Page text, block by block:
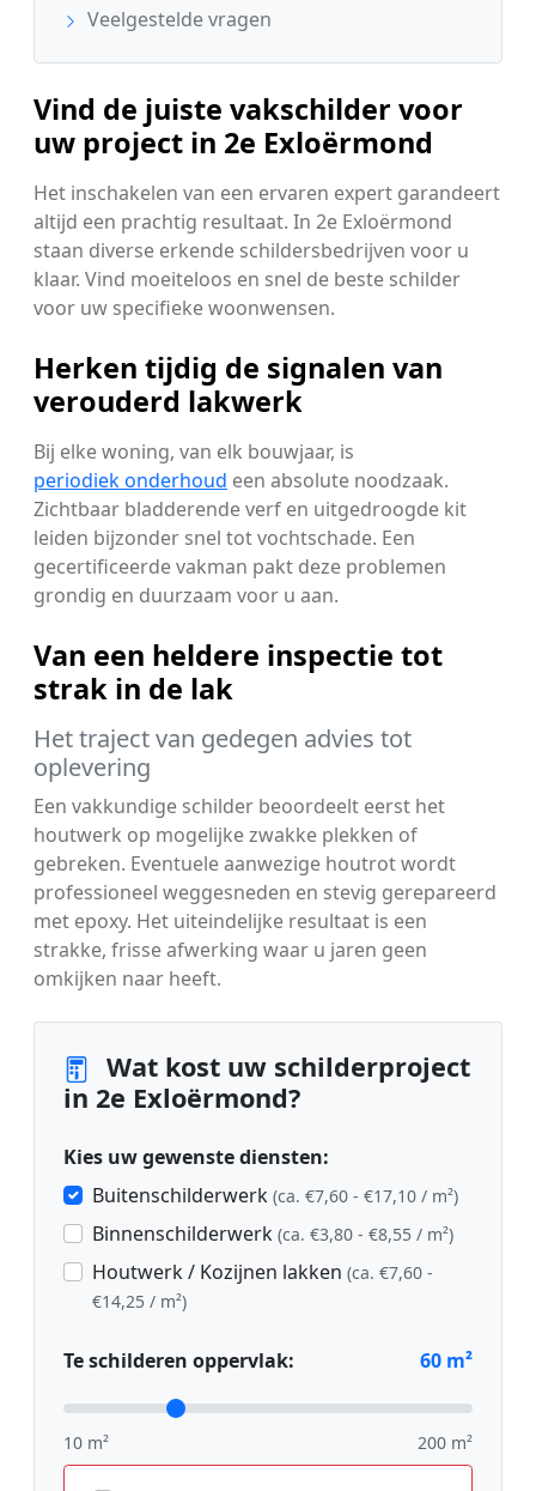
Veelgestelde vragen
Vind de juiste vakschilder voor
uw project in 2e Exloërmond
Het inschakelen van een ervaren expert garandeert
altijd een prachtig resultaat. In 2e Exloërmond
staan diverse erkende schildersbedrijven voor u
klaar. Vind moeiteloos en snel de beste schilder
voor uw specifieke woonwensen.
Herken tijdig de signalen van
verouderd lakwerk
Bij elke woning, van elk bouwjaar, is
periodiek onderhoud een absolute noodzaak.
Zichtbaar bladderende verf en uitgedroogde kit
leiden bijzonder snel tot vochtschade. Een
gecertificeerde vakman pakt deze problemen
grondig en duurzaam voor u aan.
Van een heldere inspectie tot
strak in de lak
Het traject van gedegen advies tot
oplevering
Een vakkundige schilder beoordeelt eerst het
houtwerk op mogelijke zwakke plekken of
gebreken. Eventuele aanwezige houtrot wordt
professioneel weggesneden en stevig gerepareerd
met epoxy. Het uiteindelijke resultaat is een
strakke, frisse afwerking waar u jaren geen
omkijken naar heeft.
Wat kost uw schilderproject
in 2e Exloërmond?
Kies uw gewenste diensten:
Buitenschilderwerk (ca. €7,60 - €17,10 / m²)
Binnenschilderwerk (ca. €3,80 - €8,55 / m²)
Houtwerk / Kozijnen lakken (ca. €7,60 -
€14,25 / m²)
Te schilderen oppervlak: 60 m²
10 m² 200 m²